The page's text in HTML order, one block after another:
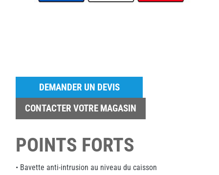
DEMANDER UN DEVIS
CONTACTER VOTRE MAGASIN
POINTS FORTS
• Bavette anti-intrusion au niveau du caisson